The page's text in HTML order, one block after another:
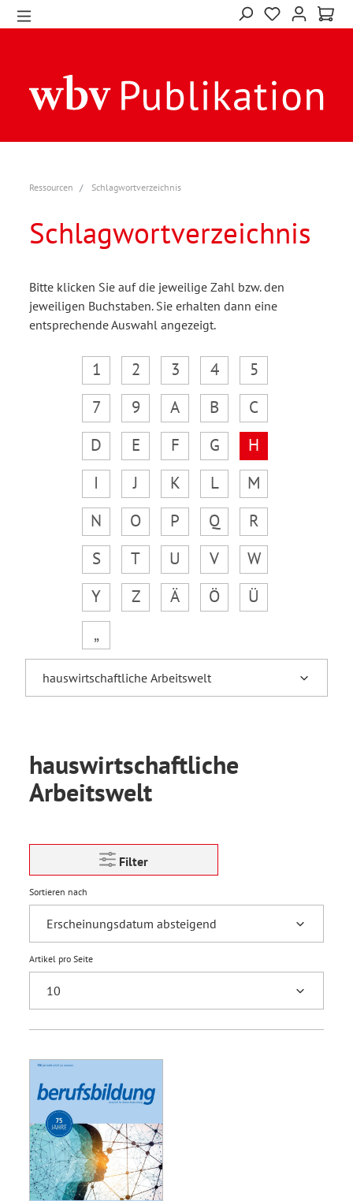
Ressourcen Schlagwortverzeichnis
Schlagwortverzeichnis
Bitte klicken Sie auf die jeweilige Zahl bzw. den
jeweiligen Buchstaben. Sie erhalten dann eine
entsprechende Auswahl angezeigt.
1 2 3 4
5
7
9 A B
C
D
E F G
H
I
J K L
M
N
O P Q
R
S
T U V
W
Y
Z Ä Ö
Ü
„
hauswirtschaftliche
Arbeitswelt
Filter
Sortieren nach
Artikel pro Seite